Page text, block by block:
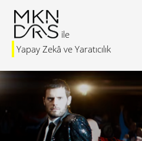
Yapay Zekâ ve Yaratıcılık